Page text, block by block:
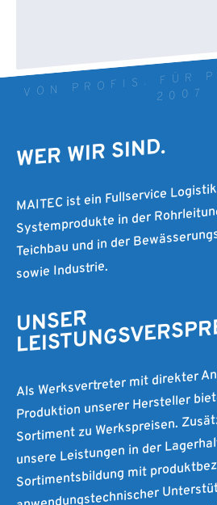
VON PROFIS. FÜR
2007
WER WIR SIND.
MAITEC ist ein Fullservice
Systemprodukte in der
Teichbau und in der
sowie Industrie.
UNSER
Als Werksvertreter mit direkter
Produktion unserer Hersteller
Sortiment zu Werkspreisen.
unsere Leistungen in der
Sortimentsbildung mit
anwendungstechnischer